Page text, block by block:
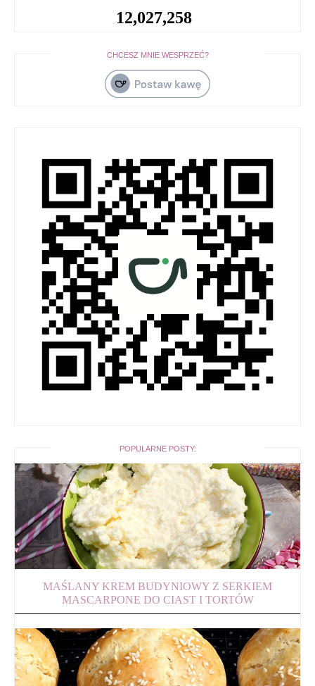
12,027,258
CHCESZ MNIE WESPRZEĆ?
POPULARNE POSTY:
MAŚLANY KREM BUDYNIOWY Z SERKIEM
MASCARPONE DO CIAST I TORTÓW